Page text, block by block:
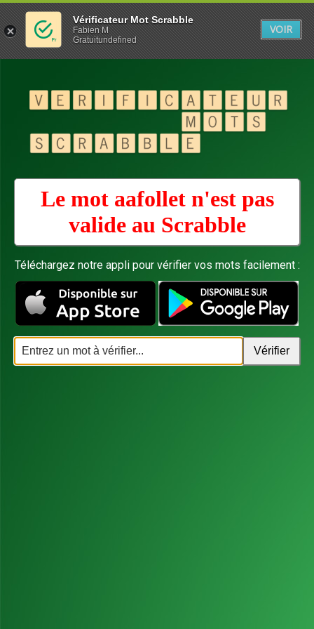
Le mot aafollet n'est pas
valide au Scrabble
Téléchargez notre appli pour vérifier vos mots facilement :
Vérificateur Mot Scrabble
Fabien M
Gratuitundefined
VOIR